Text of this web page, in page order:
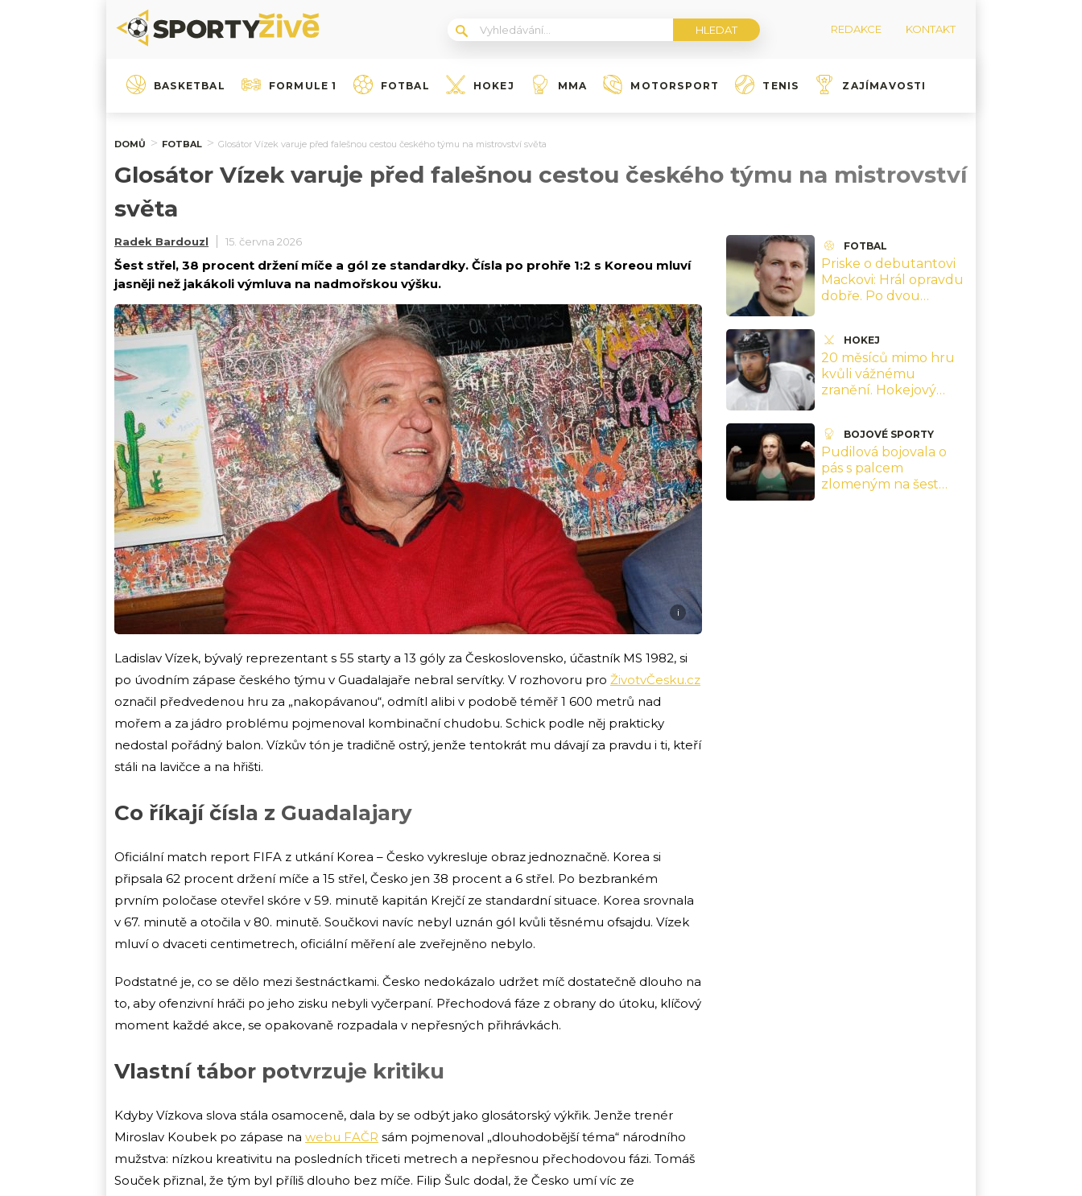
REDAKCE KONTAKT
BASKETBAL FORMULE 1 FOTBAL HOKEJ MMA MOTORSPORT TENIS ZAJÍMAVOSTI
DOMŮ FOTBAL Glosátor Vízek varuje před falešnou cestou českého týmu na mistrovství světa
Glosátor Vízek varuje před falešnou cestou českého týmu na mistrovství
světa
Radek Bardouzl 15. června 2026
Šest střel, 38 procent držení míče a gól ze standardky. Čísla po prohře 1:2 s Koreou mluví
jasněji než jakákoli výmluva na nadmořskou výšku.
i
Ladislav Vízek, bývalý reprezentant s 55 starty a 13 góly za Československo, účastník MS 1982, si
po úvodním zápase českého týmu v Guadalajaře nebral servítky. V rozhovoru pro ŽivotvČesku.cz
označil předvedenou hru za „nakopávanou“, odmítl alibi v podobě téměř 1 600 metrů nad
mořem a za jádro problému pojmenoval kombinační chudobu. Schick podle něj prakticky
nedostal pořádný balon. Vízkův tón je tradičně ostrý, jenže tentokrát mu dávají za pravdu i ti, kteří
stáli na lavičce a na hřišti.
Co říkají čísla z Guadalajary
Oficiální match report FIFA z utkání Korea – Česko vykresluje obraz jednoznačně. Korea si
připsala 62 procent držení míče a 15 střel, Česko jen 38 procent a 6 střel. Po bezbrankém
prvním poločase otevřel skóre v 59. minutě kapitán Krejčí ze standardní situace. Korea srovnala
v 67. minutě a otočila v 80. minutě. Součkovi navíc nebyl uznán gól kvůli těsnému ofsajdu. Vízek
mluví o dvaceti centimetrech, oficiální měření ale zveřejněno nebylo.
Podstatné je, co se dělo mezi šestnáctkami. Česko nedokázalo udržet míč dostatečně dlouho na
to, aby ofenzivní hráči po jeho zisku nebyli vyčerpaní. Přechodová fáze z obrany do útoku, klíčový
moment každé akce, se opakovaně rozpadala v nepřesných přihrávkách.
Vlastní tábor potvrzuje kritiku
Kdyby Vízkova slova stála osamoceně, dala by se odbýt jako glosátorský výkřik. Jenže trenér
Miroslav Koubek po zápase na webu FAČR sám pojmenoval „dlouhodobější téma“ národního
mužstva: nízkou kreativitu na posledních třiceti metrech a nepřesnou přechodovou fázi. Tomáš
Souček přiznal, že tým byl příliš dlouho bez míče. Filip Šulc dodal, že Česko umí víc ze
FOTBAL
Priske o debutantovi
Mackovi: Hrál opravdu
dobře. Po dvou
HOKEJ
20 měsíců mimo hru
kvůli vážnému
zranění. Hokejový
BOJOVÉ SPORTY
Pudilová bojovala o
pás s palcem
zlomeným na šest